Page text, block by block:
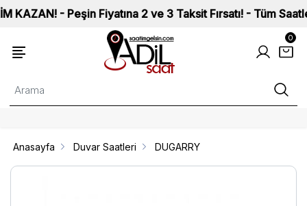
- Peşin Fiyatına 2 ve 3 Taksit Fırsatı! - Tüm
0
Anasayfa Duvar Saatleri DUGARRY